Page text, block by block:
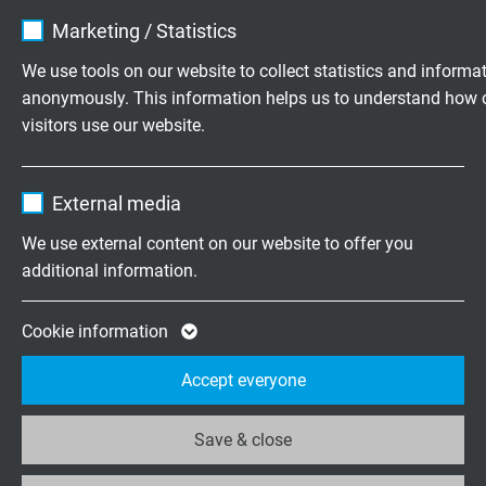
Expire 1 year
Purpose
Marketing / Statistics
We use tools on our website to collect statistics and
anonymously. This information helps us to understand how
visitors use our website.
Expire 2 years
Purpose
Google cookie for website analysis.
statistical data on how the visitor uses the
website.
_ga_XKZTZRJBX7, Google Analytics
External media
We use external content on our website to offer you
additional information.
Cookie information
Save & close
Accept everyone
SENTETIK MALZEME ENDÜSTRISINDE/
SICAK KANAL TEKNIĞINDE SICAKLIK
ÖLÇÜMÜ
Geçmeli termik elemanlar
PASLANMAZ ÇELIK KOVANLI SEZICI
Termik eleman olarak temin edilebilir
Direnç termometresi olarak temin edilebilir